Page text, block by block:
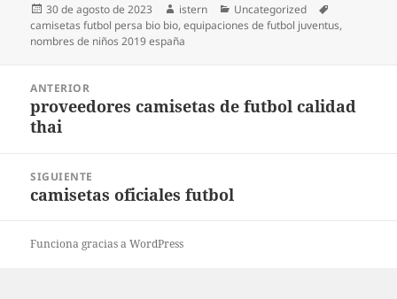
Publicado
el
30 de agosto de 2023 Autor
istern Categorías
Uncategorized
camisetas futbol persa bio bio,equipaciones de futbol juventus,
nombres de niños 2019 españa
entradas
ANTERIOR
Entrada
anterior:
proveedores camisetas de futbol calidad
thai
SIGUIENTE
Entrada
camisetas oficiales futbol
Funciona gracias a WordPress